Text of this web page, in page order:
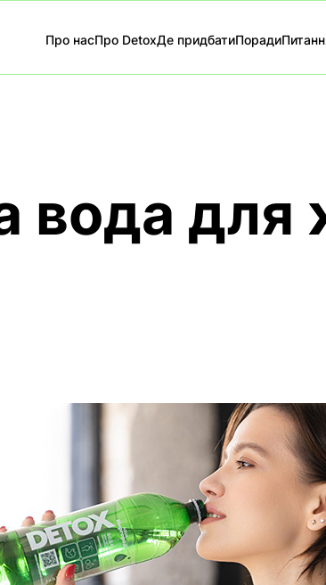
Про насПро DetoxДе придбатиПоради
вода для